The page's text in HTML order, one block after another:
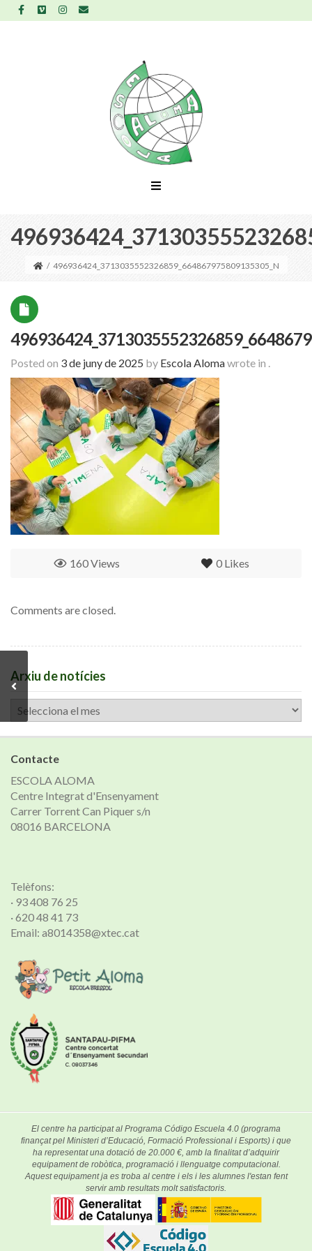
/ 496936424_3713035552326859_664867975809135305_N
Posted on 3 de juny de 2025 by Escola Alomawrote in .
0 Likes
160 Views
Comments are closed.
Arxiu de notícies
Arxiu
de
notícies
Contacte
ESCOLA ALOMA
Centre Integrat d'Ensenyament
Carrer Torrent Can Piquer s/n
08016 BARCELONA
Telèfons:
· 93 408 76 25
· 620 48 41 73
Email: a8014358@xtec.cat
El centre ha participat al Programa Código Escuela 4.0 (programa
finançat pel Ministeri d’Educació, Formació Professional i Esports) i que
ha representat una dotació de 20.000 €, amb la finalitat d’adquirir
equipament de robòtica, programació i llenguatge computacional.
Aquest equipament ja es troba al centre i els i les alumnes l'estan fent
servir amb resultats molt satisfactoris.